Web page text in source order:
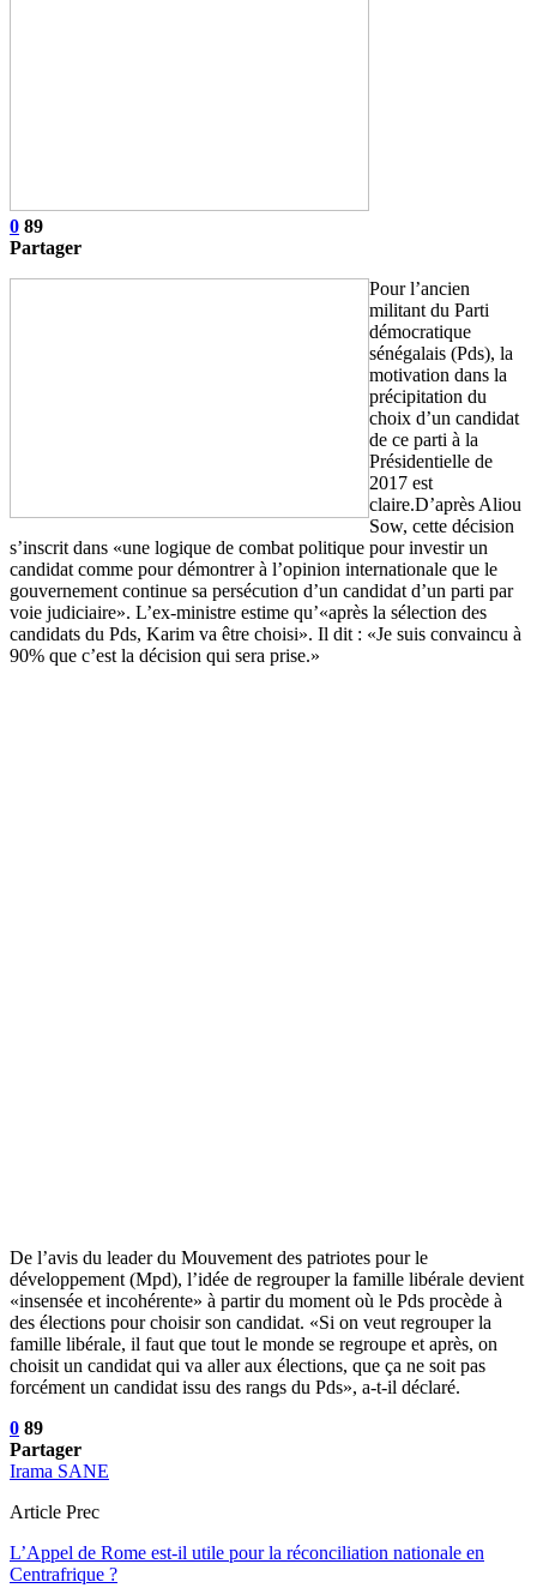
0 89
Partager
Pour l’ancien
militant du Parti
démocratique
sénégalais (Pds), la
motivation dans la
précipitation du
choix d’un candidat
de ce parti à la
Présidentielle de
2017 est
claire.D’après Aliou
Sow, cette décision
s’inscrit dans «une logique de combat politique pour investir un
candidat comme pour démontrer à l’opinion internationale que le
gouvernement continue sa persécution d’un candidat d’un parti par
voie judiciaire». L’ex-ministre estime qu’«après la sélection des
candidats du Pds, Karim va être choisi». Il dit : «Je suis convaincu à
90% que c’est la décision qui sera prise.»
De l’avis du leader du Mouvement des patriotes pour le
développement (Mpd), l’idée de regrouper la famille libérale devient
«insensée et incohérente» à partir du moment où le Pds procède à
des élections pour choisir son candidat. «Si on veut regrouper la
famille libérale, il faut que tout le monde se regroupe et après, on
choisit un candidat qui va aller aux élections, que ça ne soit pas
forcément un candidat issu des rangs du Pds», a-t-il déclaré.
0 89
Partager
Irama SANE
Article Prec
L’Appel de Rome est-il utile pour la réconciliation nationale en
Centrafrique ?